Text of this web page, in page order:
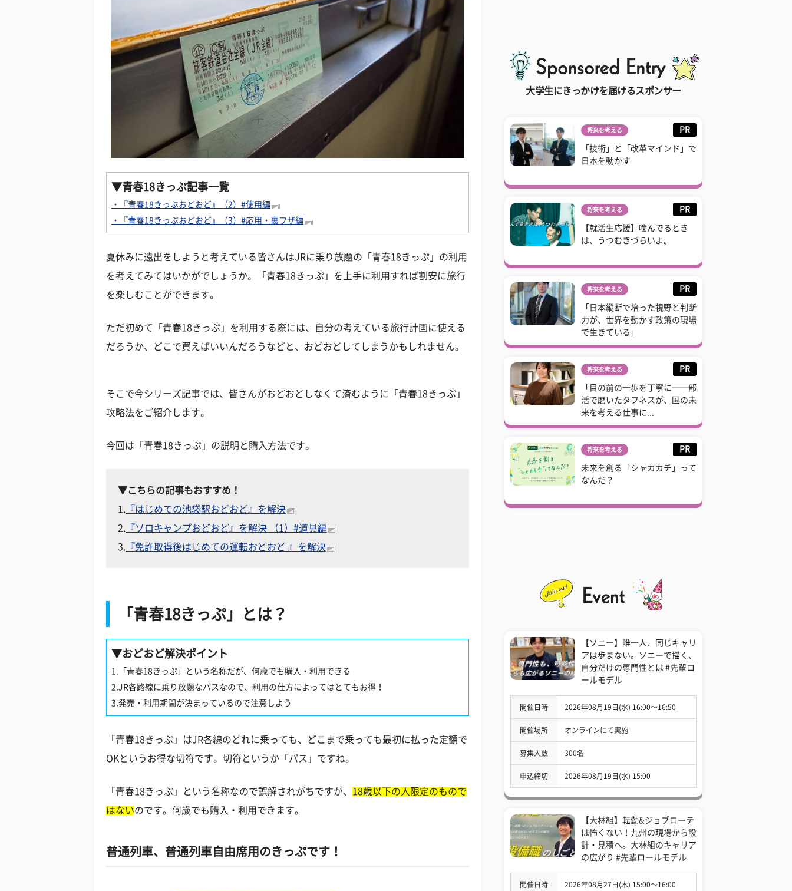
▼青春18きっぷ記事一覧
・『青春18きっぷおどおど』（2）#使用編
・『青春18きっぷおどおど』（3）#応用・裏ワザ編
夏休みに遠出をしようと考えている皆さんはJRに乗り放題の「青春18きっぷ」の利用
を考えてみてはいかがでしょうか。「青春18きっぷ」を上手に利用すれば割安に旅行
を楽しむことができます。
ただ初めて「青春18きっぷ」を利用する際には、自分の考えている旅行計画に使える
だろうか、どこで買えばいいんだろうなどと、おどおどしてしまうかもしれません。
そこで今シリーズ記事では、皆さんがおどおどしなくて済むように「青春18きっぷ」
攻略法をご紹介します。
今回は「青春18きっぷ」の説明と購入方法です。
▼こちらの記事もおすすめ！
1.
『はじめての池袋駅おどおど』を解決
2.
『ソロキャンプおどおど』を解決 （1）#道具編
3.
『免許取得後はじめての運転おどおど 』を解決
「青春18きっぷ」とは？
▼おどおど解決ポイント
1.「青春18きっぷ」という名称だが、何歳でも購入・利用できる
2.JR各路線に乗り放題なパスなので、利用の仕方によってはとてもお得！
3.発売・利用期間が決まっているので注意しよう
「青春18きっぷ」はJR各線のどれに乗っても、どこまで乗っても最初に払った定額で
OKというお得な切符です。切符というか「パス」ですね。
「青春18きっぷ」という名称なので誤解されがちですが、
18歳以下の人限定のもので
はないのです。何歳でも購入・利用できます。
普通列車、普通列車自由席用のきっぷです！
大学生にきっかけを届けるスポンサー
将来を考える PR
「技術」と「改革マインド」で
日本を動かす
将来を考える PR
【就活生応援】噛んでるとき
は、うつむきづらいよ。
将来を考える PR
「日本縦断で培った視野と判断
力が、世界を動かす政策の現場
で生きている」
将来を考える PR
「目の前の一歩を丁寧に──部
活で磨いたタフネスが、国の未
来を考える仕事に...
将来を考える PR
未来を創る「シャカカチ」って
なんだ？
【ソニー】誰一人、同じキャリ
アは歩まない。ソニーで描く、
自分だけの専門性とは #先輩ロ
ールモデル
開催日時 2026年08月19日(水) 16:00〜16:50
開催場所 オンラインにて実施
募集人数 300名
申込締切 2026年08月19日(水) 15:00
【大林組】転勤&ジョブローテ
は怖くない！九州の現場から設
計・見積へ。大林組のキャリア
の広がり #先輩ロールモデル
開催日時 2026年08月27日(木) 15:00〜16:00